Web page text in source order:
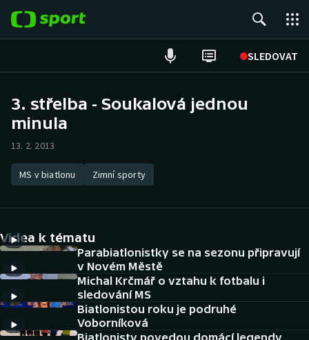
SLEDOVAT
Hokej
Atletika
DALŠÍ SPORTY
Americký fotbal
Baseball a softbal
NEPŘEHLÉDNĚTE
3. střelba - Soukalová jednou
minula
13. 2. 2013
MS v biatlonu Zimní sporty
Videa k tématu
Parabiatlonistky se na sezonu připravují
v Novém Městě
Michal Krčmář o vztahu k fotbalu i
sledování MS
Biatlonistou roku je podruhé
Voborníková
Biatlonisty povedou domácí legendy